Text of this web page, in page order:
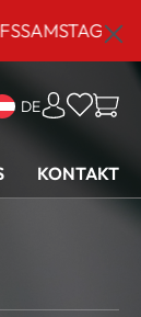
am 5.
DE
KONTAKT